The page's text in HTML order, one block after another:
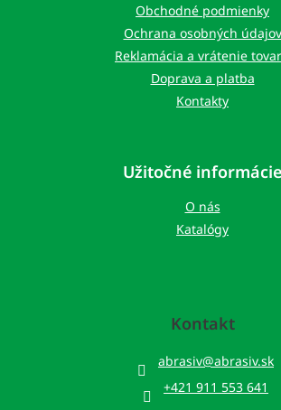
Obchodné podmienky
Ochrana osobných údajov
Reklamácia a vrátenie
Doprava a platba
Kontakty
Užitočné informácie
O nás
Katalógy
Kontakt
abrasiv@abrasiv.sk
+421 911 553 641